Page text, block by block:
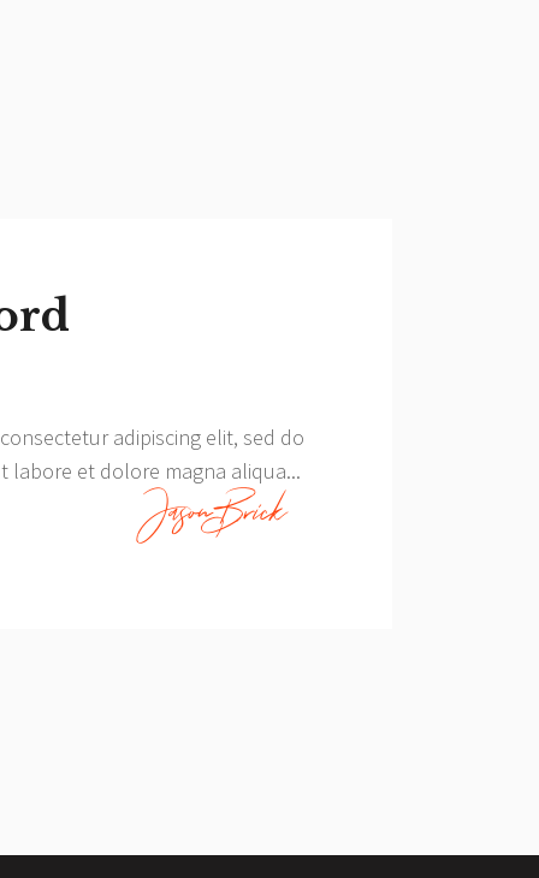
adipiscing elit, sed do
labore et dolore magna aliqua...
JasonBrick